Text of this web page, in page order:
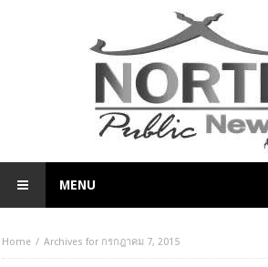
MENU
Home Archives for กรกฎาคม 7, 2015